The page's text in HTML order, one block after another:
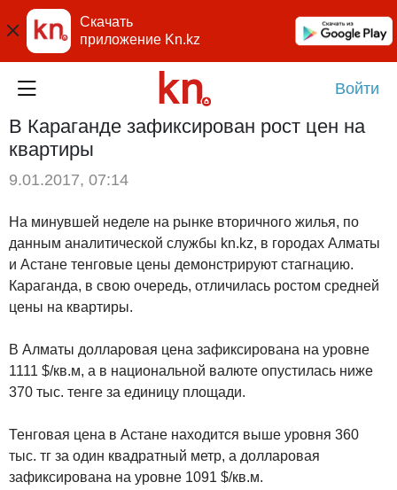
Скачать
приложение Kn.kz
Войти
В Караганде зафиксирован рост цен на
квартиры
9.01.2017, 07:14
На минувшей неделе на рынке вторичного жилья, по
данным аналитической службы kn.kz, в городах Алматы
и Астане тенговые цены демонстрируют стагнацию.
Караганда, в свою очередь, отличилась ростом средней
цены на квартиры.
В Алматы долларовая цена зафиксирована на уровне
1111 $/кв.м, а в национальной валюте опустилась ниже
370 тыс. тенге за единицу площади.
Тенговая цена в Астане находится выше уровня 360
тыс. тг за один квадратный метр, а долларовая
зафиксирована на уровне 1091 $/кв.м.